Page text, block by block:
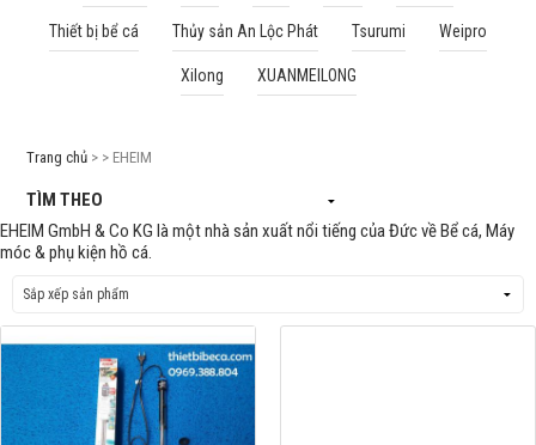
Thiết bị bể cá Thủy sản An Lộc Phát Tsurumi Weipro
Xilong XUANMEILONG
Trang chủ > > EHEIM
TÌM THEO
EHEIM GmbH & Co KG là một nhà sản xuất nổi tiếng của Đức về Bể cá, Máy
móc & phụ kiện hồ cá.
Cá rồng & Phụ kiện
Bể thủy sinh & Phụ kiện
Giới thiệu
Dự Án
Kiến thức